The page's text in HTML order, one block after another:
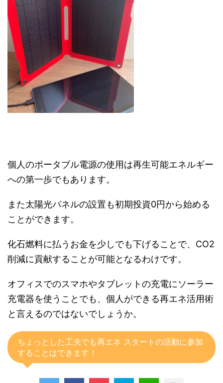
個人のポータブル電源の使用は再生可能エネルギー
への第一歩でもあります。
また太陽光パネルの設置も初期投資0円から始める
ことができます。
化石燃料に払うお金を少しでも下げることで、CO2
削減に貢献することが可能となるわけです。
オフィスでのスマホやタブレットの充電にソーラー
充電器を使うことでも、個人ができる再エネ活用術
と言えるのではないでしょうか。
ちょっとした工夫でも再エネ スタートの活動に参加
することはできます！